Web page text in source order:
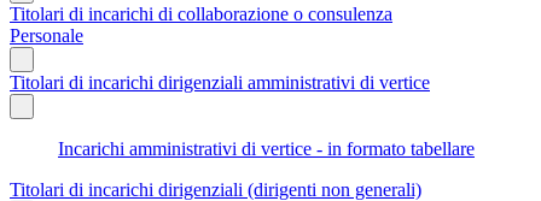
Titolari di incarichi di collaborazione o consulenza
Personale
Titolari di incarichi dirigenziali amministrativi di vertice
Incarichi amministrativi di vertice - in formato tabellare
Titolari di incarichi dirigenziali (dirigenti non generali)